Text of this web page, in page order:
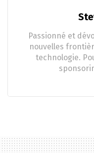
Passionné et
nouvelles
technologie.